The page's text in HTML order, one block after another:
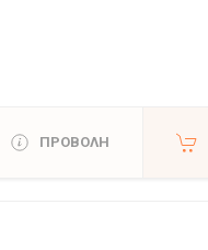
ΠΡΟΒΟΛΗ